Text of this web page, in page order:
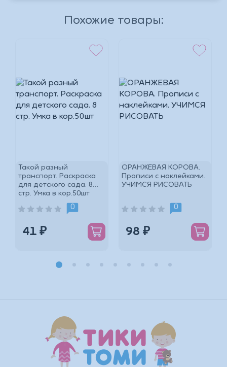
Похожие товары:
Такой разный
транспорт. Раскраска
для детского сада. 8
стр. Умка в кор.50шт
0
41 ₽
ОРАНЖЕВАЯ КОРОВА.
Прописи с наклейками.
УЧИМСЯ РИСОВАТЬ
0
98 ₽